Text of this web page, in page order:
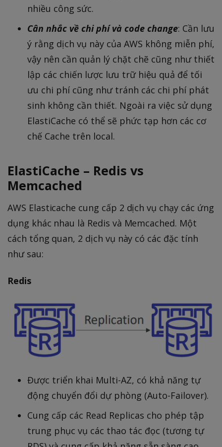
nhiều công sức.
Cân nhắc về chi phí và code change: Cần lưu
ý rằng dịch vụ này của AWS không miễn phí,
vậy nên cần quản lý chặt chẽ cũng như thiết
lập các chiến lược lưu trữ hiệu quả để tối
ưu chi phí cũng như tránh các chi phí phát
sinh không cần thiết. Ngoài ra việc sử dụng
ElastiCache có thể sẽ phức tạp hơn các cơ
chế Cache trên local.
ElastiCache – Redis vs
Memcached
AWS Elasticache cung cấp 2 dịch vụ chạy các ứng
dụng khác nhau là Redis và Memcached. Một
cách tổng quan, 2 dịch vụ này có các đặc tính
như sau:
Redis
Được triển khai Multi-AZ, có khả năng tự
động chuyển đổi dự phòng (Auto-Failover).
Cung cấp các Read Replicas cho phép tập
trung phục vụ các thao tác đọc (tương tự